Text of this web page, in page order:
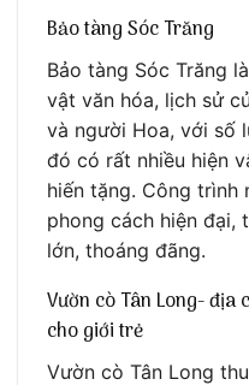
Bảo tàng Sóc Trăng
Bảo tàng Sóc Trăng
vật văn hóa, lịch sử
và người Hoa, với số
đó có rất nhiều hiện
hiến tặng. Công
phong cách hiện đại,
lớn, thoáng đãng.
Vườn cò Tân Long- địa
cho giới trẻ
Vườn cò Tân Long